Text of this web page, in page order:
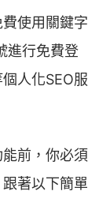
使用關鍵字
進行免費登
人化SEO服
前，你必須
著以下簡單